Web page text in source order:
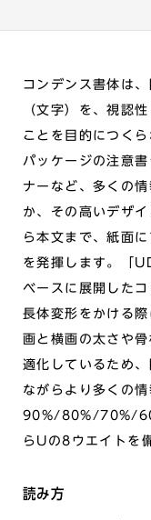
コンデンス書体は
（文字）を、視認
ことを目的につく
パッケージの注意
ナーなど、多くの
か、その高いデザ
ら本文まで、紙面
を発揮します。「
ベースに展開した
長体変形をかける
画と横画の太さや
適化しているため
ながらより多くの
90%/80%/70%/
らUの8ウエイトを
読み方